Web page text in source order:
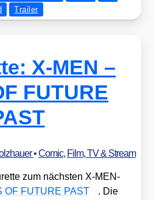
Trailer
X‑MEN –
FUTURE
•Comic, Film, TV & Stream
zum nächs­ten X‑MEN-
OF FUTURE PAST
. Die